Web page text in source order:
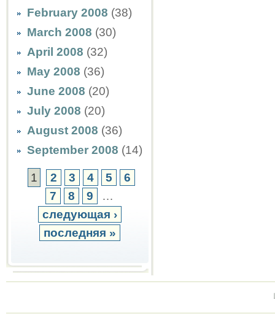
February 2008 (38)
March 2008 (30)
April 2008 (32)
May 2008 (36)
June 2008 (20)
July 2008 (20)
August 2008 (36)
September 2008 (14)
1 2 3 4 5
6
7
8 9
…
следующая ›
последняя »